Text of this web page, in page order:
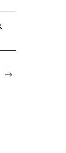
valutazioni